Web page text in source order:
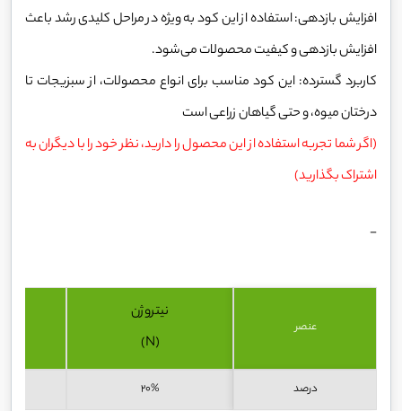
افزایش بازدهی: استفاده از این کود به‌ ویژه در مراحل کلیدی رشد باعث
افزایش بازدهی و کیفیت محصولات می‌شود.
کاربرد گسترده: این کود مناسب برای انواع محصولات، از سبزیجات تا
درختان میوه، و حتی گیاهان زراعی است
(اگر شما تجربه استفاده از این محصول را دارید، نظر خود را با دیگران به
اشتراک بگذارید)
-
عنصر
نیتروژن
(N)
درصد 20%